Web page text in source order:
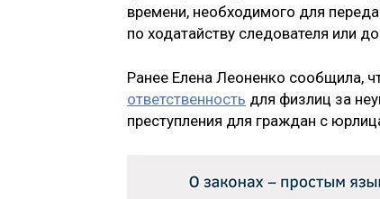
времени, необходимого для
по ходатайству следователя или
Ранее Елена Леоненко сообщила,
ответственность для физлиц за
преступления для граждан с